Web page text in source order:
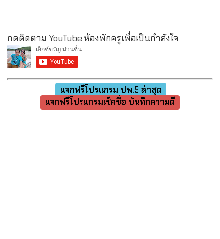
กดติดตาม YouTube ห้องพักครูเพื่อเป็นกำลังใจ
แจกฟรีโปรแกรม ปพ.5 ล่าสุด
แจกฟรีโปรแกรมเช็คชื่อ บันทึกความดี